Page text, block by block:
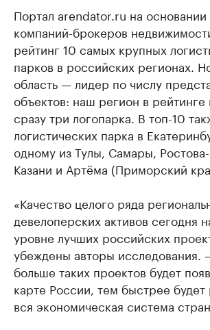
Портал arendator.ru на
компаний-брокеров
рейтинг 10 самых крупных
парков в российских регионах.
область — лидер по числу
объектов: наш регион в рейтинге
сразу три логопарка. В топ-10
логистических парка в
одному из Тулы, Самары,
Казани и Артёма (Приморский
«Качество целого ряда
девелоперских активов сегодня
уровне лучших российских
убеждены авторы исследования.
больше таких проектов будет
карте России, тем быстрее будет
вся экономическая система